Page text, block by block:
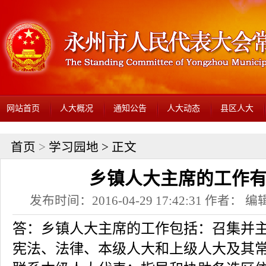
网站首页 人大概况 通知公告 人大动态 县区人大
首页 > 学习园地 > 正文
乡镇人大主席的工作
发布时间：2016-04-29 17:42:31 作者： 编
答：乡镇人大主席的工作包括：召集并
宪法、法律、本级人大和上级人大及其